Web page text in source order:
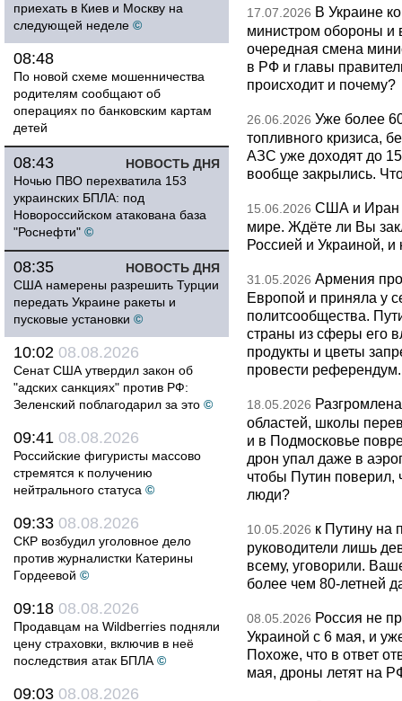
приехать в Киев и Москву на
следующей неделе ©
08:48
По новой схеме мошенничества
родителям сообщают об
операциях по банковским картам
детей
НОВОСТЬ ДНЯ
08:43
Ночью ПВО перехватила 153
украинских БПЛА: под
Новороссийском атакована база
"Роснефти" ©
НОВОСТЬ ДНЯ
08:35
США намерены разрешить Турции
передать Украине ракеты и
пусковые установки ©
10:02 08.08.2026
Сенат США утвердил закон об
"адских санкциях" против РФ:
Зеленский поблагодарил за это ©
09:41 08.08.2026
Российские фигуристы массово
стремятся к получению
нейтрального статуса ©
09:33 08.08.2026
СКР возбудил уголовное дело
против журналистки Катерины
Гордеевой ©
09:18 08.08.2026
Продавцам на Wildberries подняли
цену страховки, включив в неё
последствия атак БПЛА ©
09:03 08.08.2026
17.07.2026 В Украине
министром обороны и
очередная смена
в РФ и главы
происходит и почему?
26.06.2026 Уже более
топливного кризиса,
АЗС уже доходят до
вообще закрылись.
15.06.2026 США и Иран
мире. Ждёте ли Вы
Россией и Украиной,
31.05.2026 Армения
Европой и приняла у
политсообщества.
страны из сферы его
продукты и цветы
провести
18.05.2026
областей, школы
и в Подмосковье
дрон упал даже в
чтобы Путин поверил,
люди?
10.05.2026 к Путину на
руководители лишь
всему, уговорили.
более чем 80-летней
08.05.2026 Россия не
Украиной с 6 мая, и
Похоже, что в ответ
мая, дроны летят на